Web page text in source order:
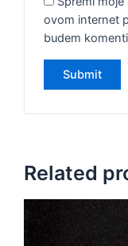
ovom internet
budem
Related